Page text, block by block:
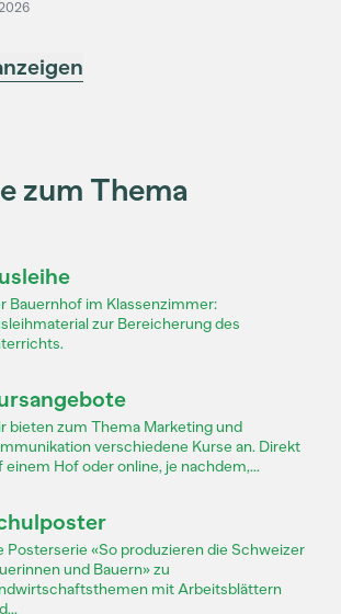
zum Thema
Bauernhof im Klassenzimmer:
zur Bereicherung des
bieten zum Thema Marketing und
verschiedene Kurse an. Direkt
einem Hof oder online, je nachdem,...
Posterserie «So produzieren die Schweizer
und Bauern» zu
mit Arbeitsblättern